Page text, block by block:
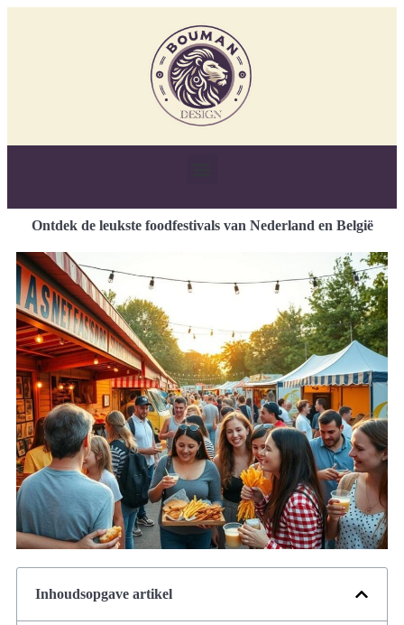
Ontdek de leukste foodfestivals van Nederland en België
Inhoudsopgave artikel